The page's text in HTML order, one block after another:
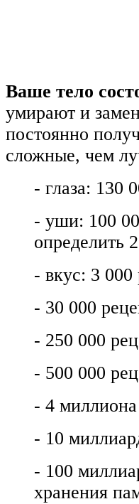
Ваше тело
умирают и
постоянно
сложные, чем
- глаза: 130
- уши: 100
определить
- вкус: 3 000
- 30 000
- 250 000
- 500 000
- 4
- 10
- 100
хранения